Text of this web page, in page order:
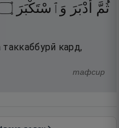
ثُمَّ أَدْبَرَ وَٱسْتَكْبَرَ
кард,
тафсир